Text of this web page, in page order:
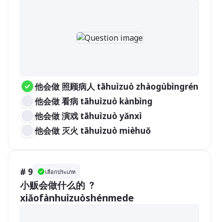
他会做 照顾病人 tāhuìzuò zhàogùbìngrén
他会做 看病 tāhuìzuò kànbìng
他会做 演戏 tāhuìzuò yǎnxì
他会做 灭火 tāhuìzuò mièhuǒ
# 9 เลือกประเภท
小贩会做什么的 ？
xiǎofànhuìzuòshénmede